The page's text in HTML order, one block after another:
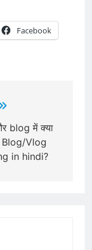
Facebook
blog में क्या
Blog/Vlog
in hindi?